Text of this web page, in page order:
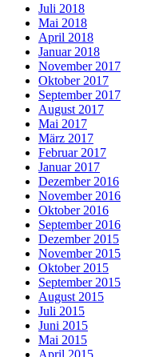
Juli 2018
Mai 2018
April 2018
Januar 2018
November 2017
Oktober 2017
September 2017
August 2017
Mai 2017
März 2017
Februar 2017
Januar 2017
Dezember 2016
November 2016
Oktober 2016
September 2016
Dezember 2015
November 2015
Oktober 2015
September 2015
August 2015
Juli 2015
Juni 2015
Mai 2015
April 2015